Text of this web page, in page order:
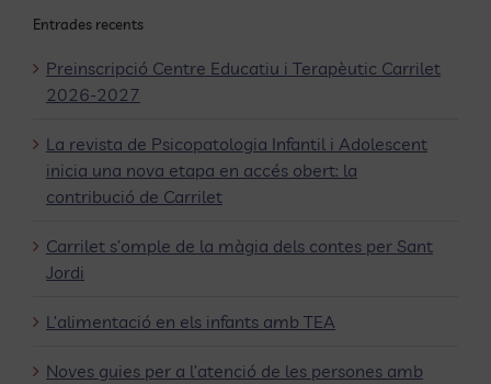
Entrades recents
Preinscripció Centre Educatiu i Terapèutic Carrilet
2026-2027
La revista de Psicopatologia Infantil i Adolescent
inicia una nova etapa en accés obert: la
contribució de Carrilet
Carrilet s’omple de la màgia dels contes per Sant
Jordi
L’alimentació en els infants amb TEA
Noves guies per a l’atenció de les persones amb